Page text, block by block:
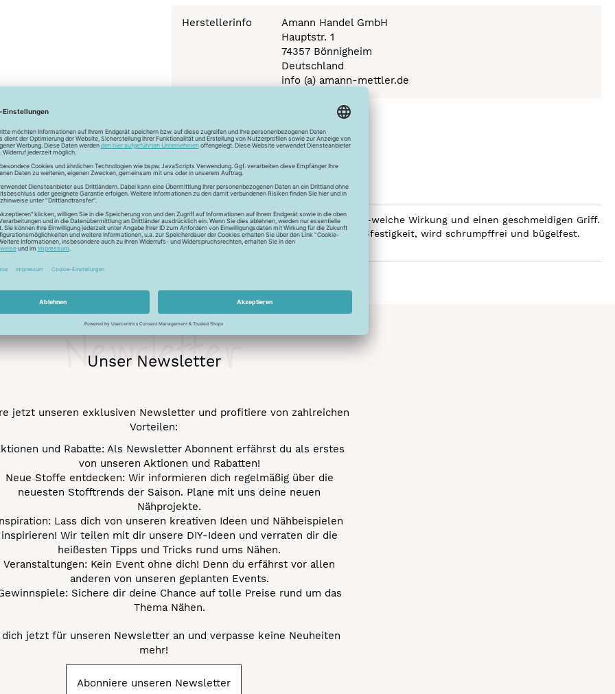
Herstellerinfo
Amann Handel GmbH
Hauptstr. 1
74357 Bönnigheim
Deutschland
info (a) amann-mettler.de
für feinste Baumwollkreationen. Das Garn besticht durch eine luxuriös-weiche Wirkung und einen geschmeidigen Griff.
Durch den Mercerisationsprozess erlangt das Garn eine hohe Reißfestigkeit, wird schrumpffrei und bügelfest.
und kann auch nicht gebleicht werden.
Unser Newsletter
Newsletter
jetzt unseren exklusiven Newsletter und profitiere von zahlreichen
Vorteilen:
und Rabatte: Als Newsletter Abonnent erfährst du als erstes
von unseren Aktionen und Rabatten!
Neue Stoffe entdecken: Wir informieren dich regelmäßig über die
neuesten Stofftrends der Saison. Plane mit uns deine neuen
Nähprojekte.
Lass dich von unseren kreativen Ideen und Nähbeispielen
inspirieren! Wir teilen mit dir unsere DIY-Ideen und verraten dir die
heißesten Tipps und Tricks rund ums Nähen.
Veranstaltungen: Kein Event ohne dich! Denn du erfährst vor allen
anderen von unseren geplanten Events.
Sichere dir deine Chance auf tolle Preise rund um das
Thema Nähen.
dich jetzt für unseren Newsletter an und verpasse keine Neuheiten
mehr!
Abonniere unseren Newsletter